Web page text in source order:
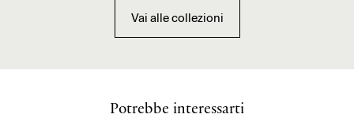
Vai alle collezioni
Potrebbe interessarti